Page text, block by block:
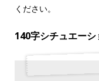
ください。
140字シチュエー